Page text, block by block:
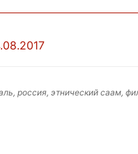
россия, этнический саам,